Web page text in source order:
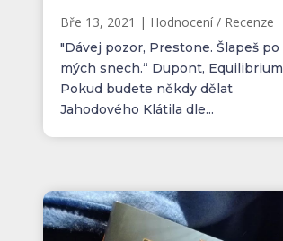
Bře 13, 2021 | Hodnocení / Recenze
"Dávej pozor, Prestone. Šlapeš po
mých snech.“ Dupont, Equilibrium
Pokud budete někdy dělat
Jahodového Klátila dle...